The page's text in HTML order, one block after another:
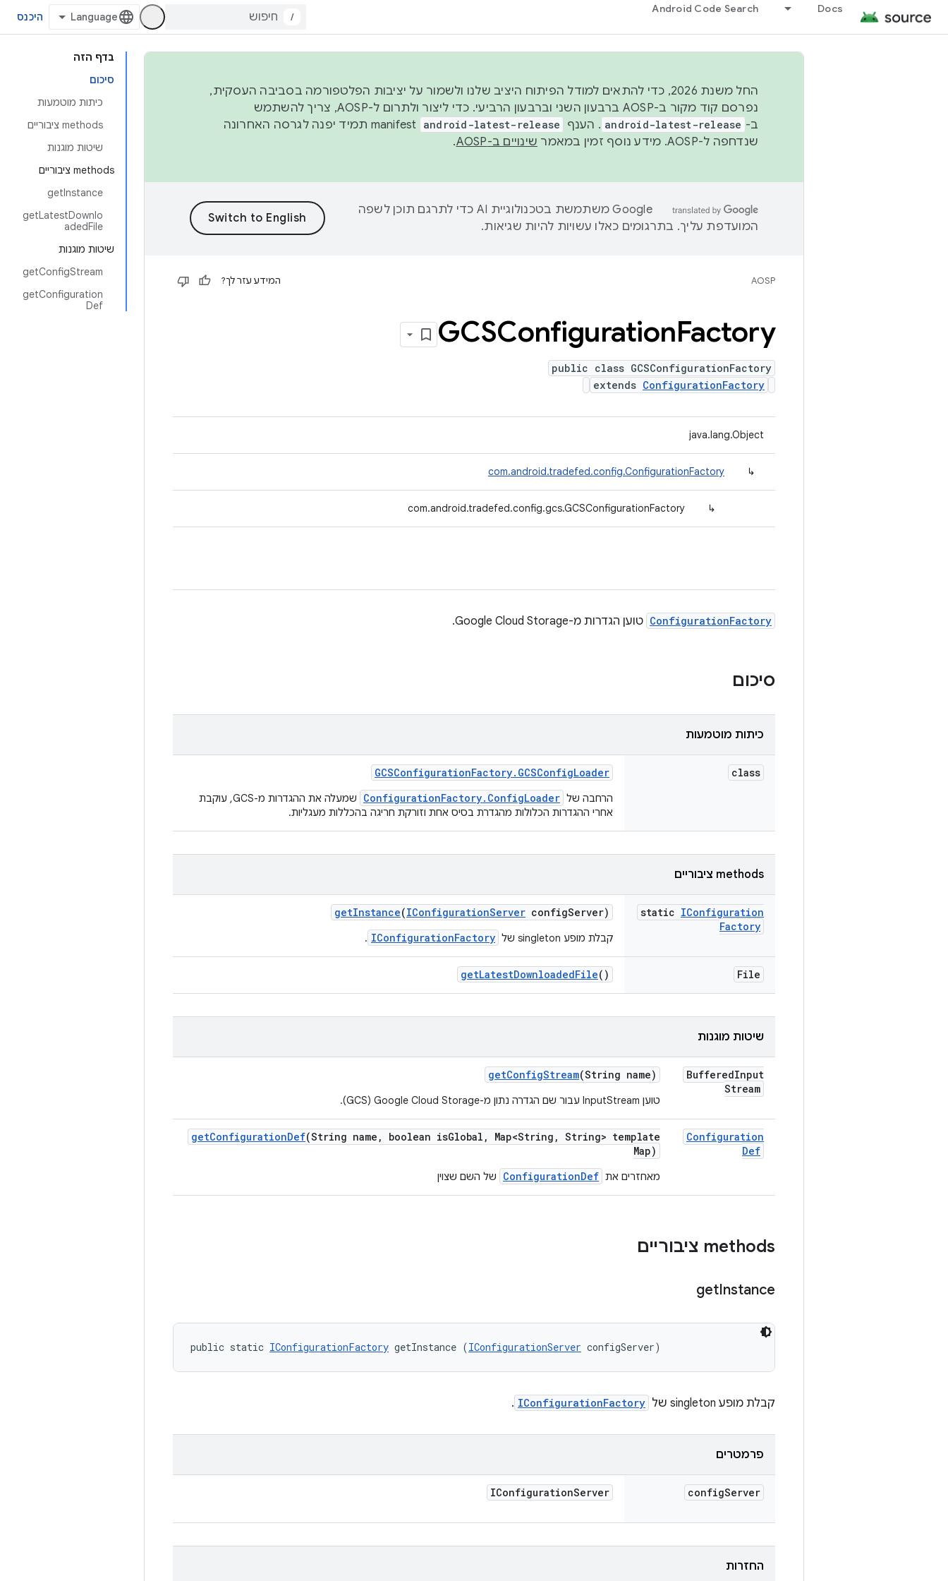
Docs
Android Code Search
/ היכנס
בדף הזה
סיכום
כיתות מוטמעות
‫methods ציבוריים
שיטות מוגנות
‫methods ציבוריים
getInstance
getLatestDownlo
adedFile
שיטות מוגנות
getConfigStream
getConfiguration
Def
החל משנת 2026, כדי להתאים למודל הפיתוח היציב שלנו ולשמור על יציבות הפלטפורמה בסביבה העסקית,
נפרסם קוד מקור ב-AOSP ברבעון השני וברבעון הרביעי. כדי ליצור ולתרום ל-AOSP, צריך להשתמש
ב- android-latest-release . הענף android-latest-release
manifest תמיד יפנה לגרסה האחרונה
שנדחפה ל-AOSP. מידע נוסף זמין במאמר
שינויים ב-AOSP .
‫Google משתמשת בטכנולוגיית AI כדי לתרגם תוכן לשפה
המועדפת עליך. בתרגומים כאלו עשויות להיות שגיאות.
AOSP המידע עזר לך?
GCSConfigurationFactory
public class GCSConfigurationFactory
extends ConfigurationFactory
java.lang.Object
↳
com.android.tradefed.config.ConfigurationFactory
↳
com.android.tradefed.config.gcs.GCSConfigurationFactory
ConfigurationFactory טוען הגדרות מ-Google Cloud Storage.
סיכום
כיתות מוטמעות
class
GCSConfigurationFactory. GCSConfigLoader
הרחבה של ConfigurationFactory.ConfigLoader
שמעלה את ההגדרות מ-GCS, עוקבת
אחרי ההגדרות הכלולות מהגדרת בסיס אחת וזורקת חריגה בהכללות מעגליות.
‫methods ציבוריים
static IConfiguration
Factory
getInstance(IConfigurationServer configServer)
קבלת מופע singleton של IConfigurationFactory
.
File
getLatestDownloadedFile()
שיטות מוגנות
BufferedInput
Stream
getConfigStream(String name)
טוען InputStream עבור שם הגדרה נתון מ-Google Cloud Storage ‏(GCS).
Configuration
Def
getConfigurationDef(String name , boolean isGlobal , Map<String , String> template
Map)
מאחזרים את ConfigurationDef של השם שצוין
‫methods ציבוריים
getInstance
public static IConfigurationFactory getInstance (IConfigurationServer configServer)
קבלת מופע singleton של IConfigurationFactory
.
פרמטרים
configServer
IConfigurationServer
החזרות